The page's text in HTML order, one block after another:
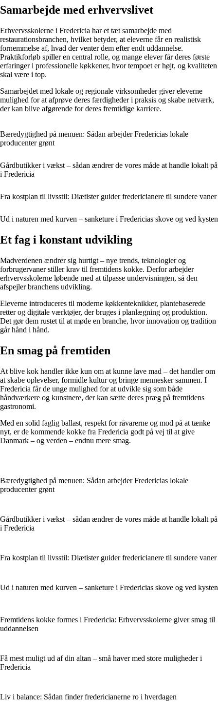
Samarbejde med erhvervslivet
Erhvervsskolerne i Fredericia har et tæt samarbejde med
restaurationsbranchen, hvilket betyder, at eleverne får en realistisk
fornemmelse af, hvad der venter dem efter endt uddannelse.
Praktikforløb spiller en central rolle, og mange elever får deres første
erfaringer i professionelle køkkener, hvor tempoet er højt, og kvaliteten
skal være i top.
Samarbejdet med lokale og regionale virksomheder giver eleverne
mulighed for at afprøve deres færdigheder i praksis og skabe netværk,
der kan blive afgørende for deres fremtidige karriere.
Bæredygtighed på menuen: Sådan arbejder Fredericias lokale
producenter grønt
Gårdbutikker i vækst – sådan ændrer de vores måde at handle lokalt på
i Fredericia
Fra kostplan til livsstil: Diætister guider fredericianere til sundere vaner
Ud i naturen med kurven – sanketure i Fredericias skove og ved kysten
Et fag i konstant udvikling
Madverdenen ændrer sig hurtigt – nye trends, teknologier og
forbrugervaner stiller krav til fremtidens kokke. Derfor arbejder
erhvervsskolerne løbende med at tilpasse undervisningen, så den
afspejler branchens udvikling.
Eleverne introduceres til moderne køkkenteknikker, plantebaserede
retter og digitale værktøjer, der bruges i planlægning og produktion.
Det gør dem rustet til at møde en branche, hvor innovation og tradition
går hånd i hånd.
En smag på fremtiden
At blive kok handler ikke kun om at kunne lave mad – det handler om
at skabe oplevelser, formidle kultur og bringe mennesker sammen. I
Fredericia får de unge mulighed for at udvikle sig som både
håndværkere og kunstnere, der kan sætte deres præg på fremtidens
gastronomi.
Med en solid faglig ballast, respekt for råvarerne og mod på at tænke
nyt, er de kommende kokke fra Fredericia godt på vej til at give
Danmark – og verden – endnu mere smag.
Bæredygtighed på menuen: Sådan arbejder Fredericias lokale
producenter grønt
Gårdbutikker i vækst – sådan ændrer de vores måde at handle lokalt på
i Fredericia
Fra kostplan til livsstil: Diætister guider fredericianere til sundere vaner
Ud i naturen med kurven – sanketure i Fredericias skove og ved kysten
Fremtidens kokke formes i Fredericia: Erhvervsskolerne giver smag til
uddannelsen
Få mest muligt ud af din altan – små haver med store muligheder i
Fredericia
Liv i balance: Sådan finder fredericianerne ro i hverdagen